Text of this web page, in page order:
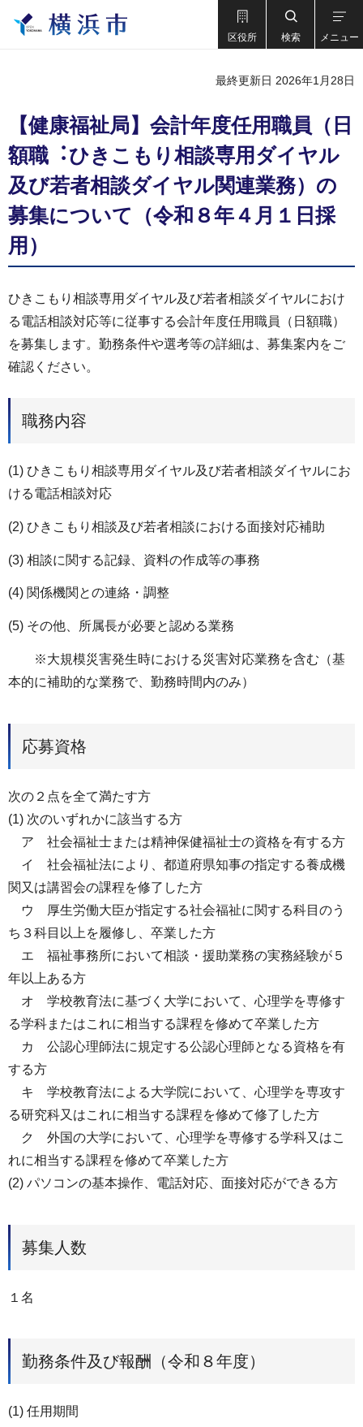
区役所 検索 メニュー
最終更新日 2026年1月28日
【健康福祉局】会計年度任⽤職員（⽇
額職︓ひきこもり相談専用ダイヤル
及び若者相談ダイヤル関連業務）の
募集について（令和８年４⽉１⽇採
⽤）
ひきこもり相談専用ダイヤル及び若者相談ダイヤルにおけ
る電話相談対応等に従事する会計年度任用職員（日額職）
を募集します。勤務条件や選考等の詳細は、募集案内をご
確認ください。
職務内容
(1) ひきこもり相談専用ダイヤル及び若者相談ダイヤルにお
ける電話相談対応
(2) ひきこもり相談及び若者相談における面接対応補助
(3) 相談に関する記録、資料の作成等の事務
(4) 関係機関との連絡・調整
(5) その他、所属長が必要と認める業務
※大規模災害発生時における災害対応業務を含む（基
本的に補助的な業務で、勤務時間内のみ）
応募資格
次の２点を全て満たす方
(1) 次のいずれかに該当する方
ア 社会福祉士または精神保健福祉士の資格を有する方
イ 社会福祉法により、都道府県知事の指定する養成機
関又は講習会の課程を修了した方
ウ 厚生労働大臣が指定する社会福祉に関する科目のう
ち３科目以上を履修し、卒業した方
エ 福祉事務所において相談・援助業務の実務経験が５
年以上ある方
オ 学校教育法に基づく大学において、心理学を専修す
る学科またはこれに相当する課程を修めて卒業した方
カ 公認心理師法に規定する公認心理師となる資格を有
する方
キ 学校教育法による大学院において、心理学を専攻す
る研究科又はこれに相当する課程を修めて修了した方
ク 外国の大学において、心理学を専修する学科又はこ
れに相当する課程を修めて卒業した方
(2) パソコンの基本操作、電話対応、面接対応ができる方
募集人数
１名
勤務条件及び報酬（令和８年度）
(1) 任用期間